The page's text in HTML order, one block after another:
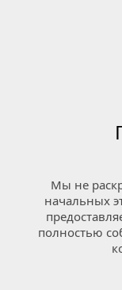
Мы не
начальных
полностью